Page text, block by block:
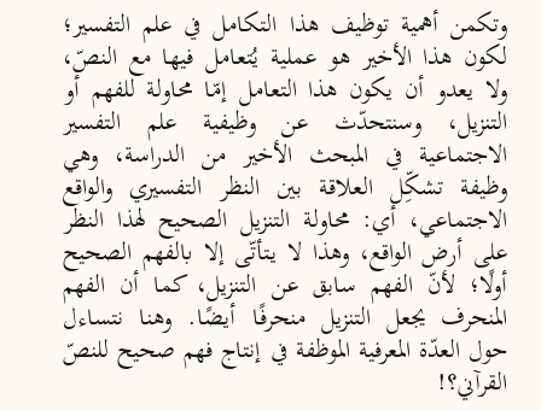
وتكمن أهمية توظيف هذا التكامل في علم التفسير؛
لكون هذا الأخير هو عملية يُتعامل فيها مع النصّ،
ولا يعدو أن يكون هذا التعامل إمّا محاولة للفهم أو
التنزيل، وسنتحدّث عن وظيفية علم التفسير
الاجتماعية في المبحث الأخير من الدراسة، وهي
وظيفة تشكِّل العلاقة بين النظر التفسيري والواقع
الاجتماعي، أي: محاولة التنزيل الصحيح لهذا النظر
على أرض الواقع، وهذا لا يـتأتّى إلا بالفهم الصحيح
أول؛ لأن الفهم سابق عن التنزيل، كما أن الفهم
المنحرف يجعل التنزيل منحرفا أيضًا. وهنا نتساءل
حول العدّة المعرفية الموظفة في إنتاج فهم صحيح للنصّ
القرآني؟!